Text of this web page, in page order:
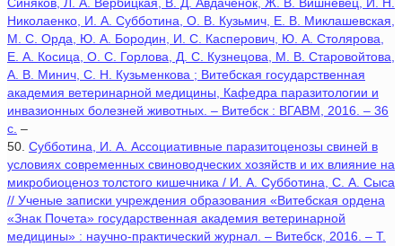
Синяков, Л. А. Вербицкая, В. Д. Авдаченок, Ж. В. Вишневец, И. Н.
Николаенко, И. А. Субботина, О. В. Кузьмич, Е. В. Миклашевская,
М. С. Орда, Ю. А. Бородин, И. С. Касперович, Ю. А. Столярова,
Е. А. Косица, О. С. Горлова, Д. С. Кузнецова, М. В. Старовойтова,
А. В. Минич, С. Н. Кузьменкова ; Витебская государственная
академия ветеринарной медицины, Кафедра паразитологии и
инвазионных болезней животных. – Витебск : ВГАВМ, 2016. – 36
с. –
50. Субботина, И. А. Ассоциативные паразитоценозы свиней в
условиях современных свиноводческих хозяйств и их влияние на
микробиоценоз толстого кишечника / И. А. Субботина, С. А. Сыса
// Ученые записки учреждения образования «Витебская ордена
«Знак Почета» государственная академия ветеринарной
медицины» : научно-практический журнал. – Витебск, 2016. – Т.